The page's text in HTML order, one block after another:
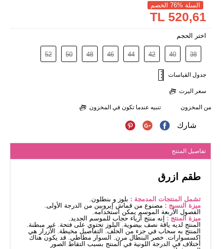
السلة %76 الخصم
520,61 TL
اختر الحجم
38
40
42
44
46
48
50
52
جدول القياسات
سعر اليرت
من المخزون تنبيه عندما تكون في المخزون
شارك
تفاصيل المنتج
طقم ازرق
تشمل المنتجات المدمجة : بلوز و بنطلون.
ميزة النسيج : مصنوع من قماش إيروبين من الدرجة الأولى.
الفصول الأربعة الموسم يمكن استخدامه.
ميزة المنتج : إنه منتج أزياء حجاب للموسم الجديد.
المنتج لديه ياقة نصف بيضوية. البلوز تحتوي على فتحة. غير مبطنة.
المنتج به سحاب في جزء من الخلف. التفاصيل مخيطة. الأزرار هي
إكسسوارات. خصر البنطال مرن. السوار مطاطي. قد يكون هناك
اختلاف في الدرجة اللونية في المنتج بسبب التقاط الصور